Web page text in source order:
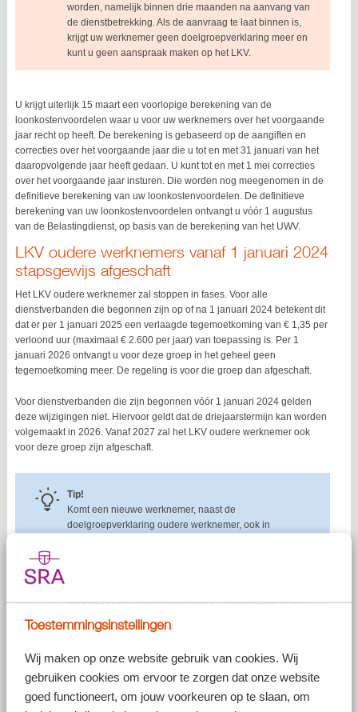
Toestemmingsinstellingen
Wij maken op onze website gebruik van cookies. Wij
gebruiken cookies om ervoor te zorgen dat onze website
goed functioneert, om jouw voorkeuren op te slaan, om
worden, namelijk binnen drie maanden na aanvang van
de dienstbetrekking. Als de aanvraag te laat binnen is,
krijgt uw werknemer geen doelgroepverklaring meer en
kunt u geen aanspraak maken op het LKV.
U krijgt uiterlijk 15 maart een voorlopige berekening van de
loonkostenvoordelen waar u voor uw werknemers over het voorgaande
jaar recht op heeft. De berekening is gebaseerd op de aangiften en
correcties over het voorgaande jaar die u tot en met 31 januari van het
daaropvolgende jaar heeft gedaan. U kunt tot en met 1 mei correcties
over het voorgaande jaar insturen. Die worden nog meegenomen in de
definitieve berekening van uw loonkostenvoordelen. De definitieve
berekening van uw loonkostenvoordelen ontvangt u vóór 1 augustus
van de Belastingdienst, op basis van de berekening van het UWV.
LKV oudere werknemers vanaf 1 januari 2024
stapsgewijs afgeschaft
Het LKV oudere werknemer zal stoppen in fases. Voor alle
dienstverbanden die begonnen zijn op of na 1 januari 2024 betekent dit
dat er per 1 januari 2025 een verlaagde tegemoetkoming van € 1,35 per
verloond uur (maximaal € 2.600 per jaar) van toepassing is. Per 1
januari 2026 ontvangt u voor deze groep in het geheel geen
tegemoetkoming meer. De regeling is voor die groep dan afgeschaft.
Voor dienstverbanden die zijn begonnen vóór 1 januari 2024 gelden
deze wijzigingen niet. Hiervoor geldt dat de driejaarstermijn kan worden
volgemaakt in 2026. Vanaf 2027 zal het LKV oudere werknemer ook
voor deze groep zijn afgeschaft.
Tip!
Komt een nieuwe werknemer, naast de
doelgroepverklaring oudere werknemer, ook in
arbeidsbeperkte werknemer blijven ongewijzigd en ook
recht op een hoger en langer doorlopend bedrag aan
werknemer wordt aangevraagd.
Wetsvoorstel banenafspraak: wijzigingen LKV